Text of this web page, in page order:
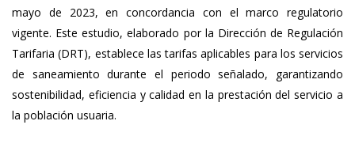
mayo de 2023, en concordancia con el marco regulatorio
vigente. Este estudio, elaborado por la Dirección de Regulación
Tarifaria (DRT), establece las tarifas aplicables para los servicios
de saneamiento durante el periodo señalado, garantizando
sostenibilidad, eficiencia y calidad en la prestación del servicio a
la población usuaria.